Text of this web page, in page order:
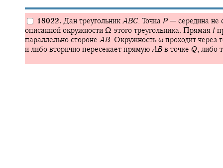
18022. Дан треугольник ABC. Точка P — середина
описанной окружности Ω этого треугольника. Прямая l
параллельно стороне AB. Окружность ω проходит через
и либо вторично пересекает прямую AB в точке Q, либо